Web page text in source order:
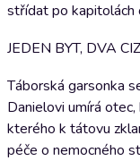
střídat po kapitolách
JEDEN BYT, DVA
Táborská garsonka
Danielovi umírá
kterého k tátovu
péče o nemocného